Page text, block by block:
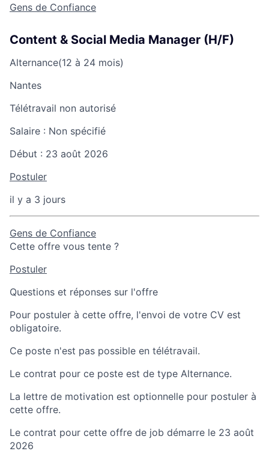
Gens de Confiance
Content & Social Media Manager (H/F)
Alternance(12 à 24 mois)
Nantes
Télétravail non autorisé
Salaire : Non spécifié
Début : 23 août 2026
Postuler
il y a 3 jours
Gens de Confiance
Cette offre vous tente ?
Postuler
Questions et réponses sur l'offre
Pour postuler à cette offre, l'envoi de votre CV est
obligatoire.
Ce poste n'est pas possible en télétravail.
Le contrat pour ce poste est de type Alternance.
La lettre de motivation est optionnelle pour postuler à
cette offre.
Le contrat pour cette offre de job démarre le 23 août
2026